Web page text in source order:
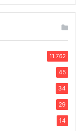
11.762
45
34
29
14